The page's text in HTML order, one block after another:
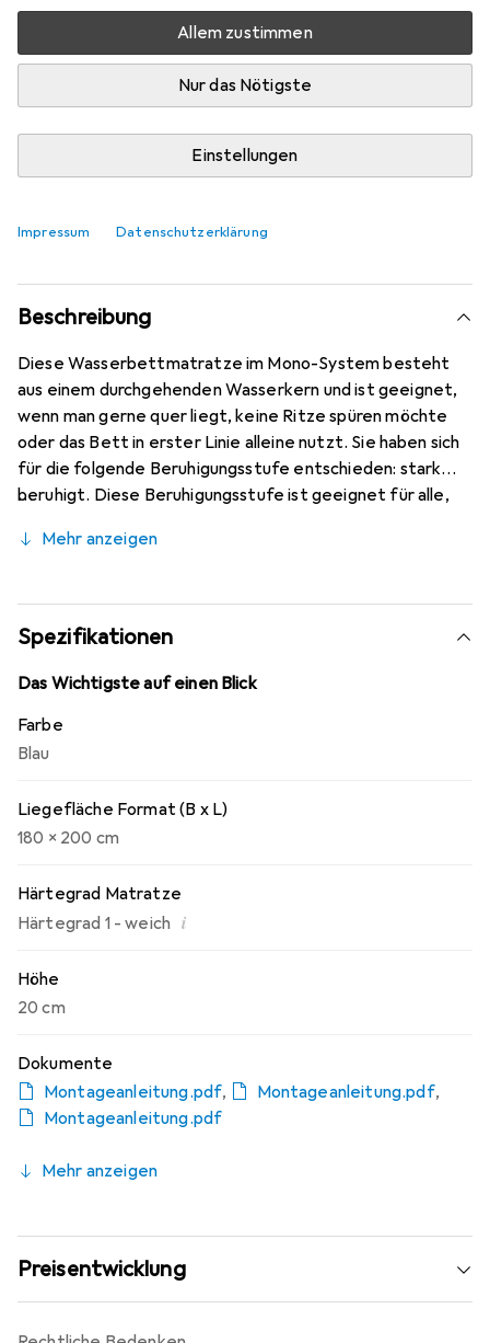
Allem zustimmen
Nur das Nötigste
Einstellungen
Impressum Datenschutzerklärung
Vergleichen Merken
Produktinformationen
Beschreibung
Diese Wasserbettmatratze im Mono-System besteht
aus einem durchgehenden Wasserkern und ist geeignet,
wenn man gerne quer liegt, keine Ritze spüren möchte
oder das Bett in erster Linie alleine nutzt. Sie haben sich
für die folgende Beruhigungsstufe entschieden: stark
beruhigt. Diese Beruhigungsstufe ist geeignet für alle,
Wasserbewegung bevorzugen. Schwingt ca. 3 Sekunden
Mehr anzeigen
Spezifikationen
Das Wichtigste auf einen Blick
Farbe
Blau
Liegefläche Format (B x L)
180 x 200 cm
Härtegrad Matratze
Härtegrad 1 - weich i
Höhe
20 cm
Dokumente
Montageanleitung.pdf, Montageanleitung.pdf,
Montageanleitung.pdf
Mehr anzeigen
Preisentwicklung